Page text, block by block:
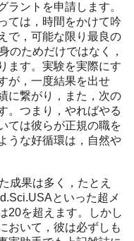
ラントを申請します。
ては，時間をかけて吟
で，可能な限り最良の
のためだけではなく，
ます。実験を実際にす
が，一度結果を出せ
に繋がり，また，次の
。つまり，やればやる
ては彼らが正規の職を
うな好循環は，自然や
成果は多く，たとえ
といった超メ
20を超えます。しかし
おいて，彼は必ずしも